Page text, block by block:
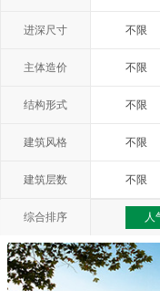
进深尺寸 不限
主体造价 不限
结构形式 不限
建筑风格 不限
西班牙
建筑层数 不限
综合排序 人